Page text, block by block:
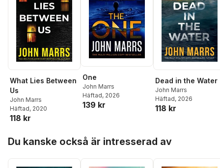
What Lies Between
Us
John Marrs
Häftad, 2020
118 kr
One
John Marrs
Häftad, 2026
139 kr
Dead in the Water
John Marrs
Häftad, 2026
118 kr
Du kanske också är intresserad av